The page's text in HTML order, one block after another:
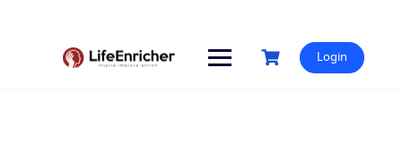
Login